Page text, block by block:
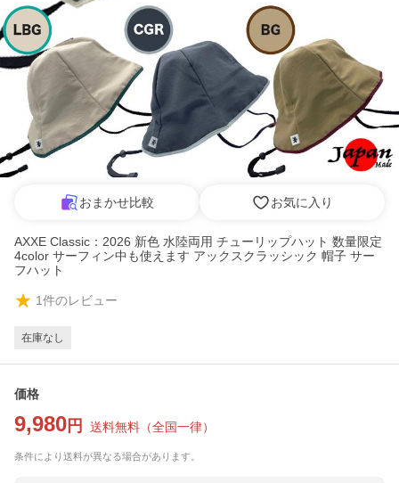
おまかせ比較 お気に入り
AXXE Classic：2026 新色 水陸両用 チューリップハット 数量限定
4color サーフィン中も使えます アックスクラッシック 帽子 サー
フハット
1件のレビュー
在庫なし
価格
9,980 円 送料無料 （全国一律）
条件により送料が異なる場合があります。